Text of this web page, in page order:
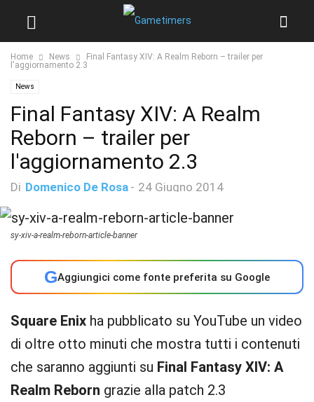
Home News
Final Fantasy XIV: A Realm Reborn – trailer per
l'aggiornamento 2.3
News
Final Fantasy XIV: A Realm
Reborn – trailer per
l'aggiornamento 2.3
Di Domenico De Rosa - 24 Giugno 2014
sy-xiv-a-realm-reborn-article-banner
GAggiungici come fonte preferita su Google
Square Enix ha pubblicato su YouTube un video
di oltre otto minuti che mostra tutti i contenuti
che saranno aggiunti su Final Fantasy XIV: A
Realm Reborn grazie alla patch 2.3